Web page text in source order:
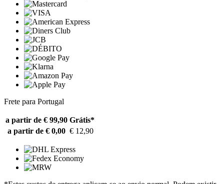
Frete para Portugal
a partir de € 99,90 Grátis*
a partir de € 0,00 € 12,90